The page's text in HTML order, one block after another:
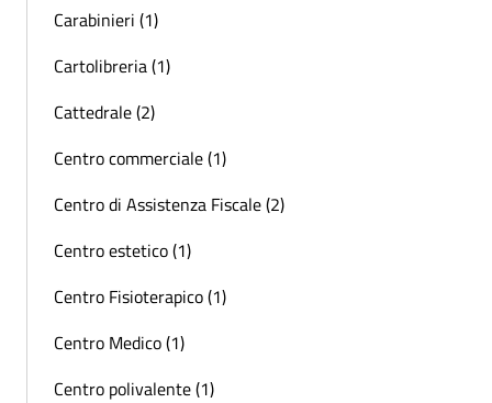
Carabinieri (1)
Cartolibreria (1)
Cattedrale (2)
Centro commerciale (1)
Centro di Assistenza Fiscale (2)
Centro estetico (1)
Centro Fisioterapico (1)
Centro Medico (1)
Centro polivalente (1)